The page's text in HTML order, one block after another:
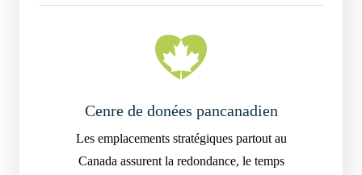
Cenre de donées pancanadien
Les emplacements stratégiques partout au
Canada assurent la redondance, le temps